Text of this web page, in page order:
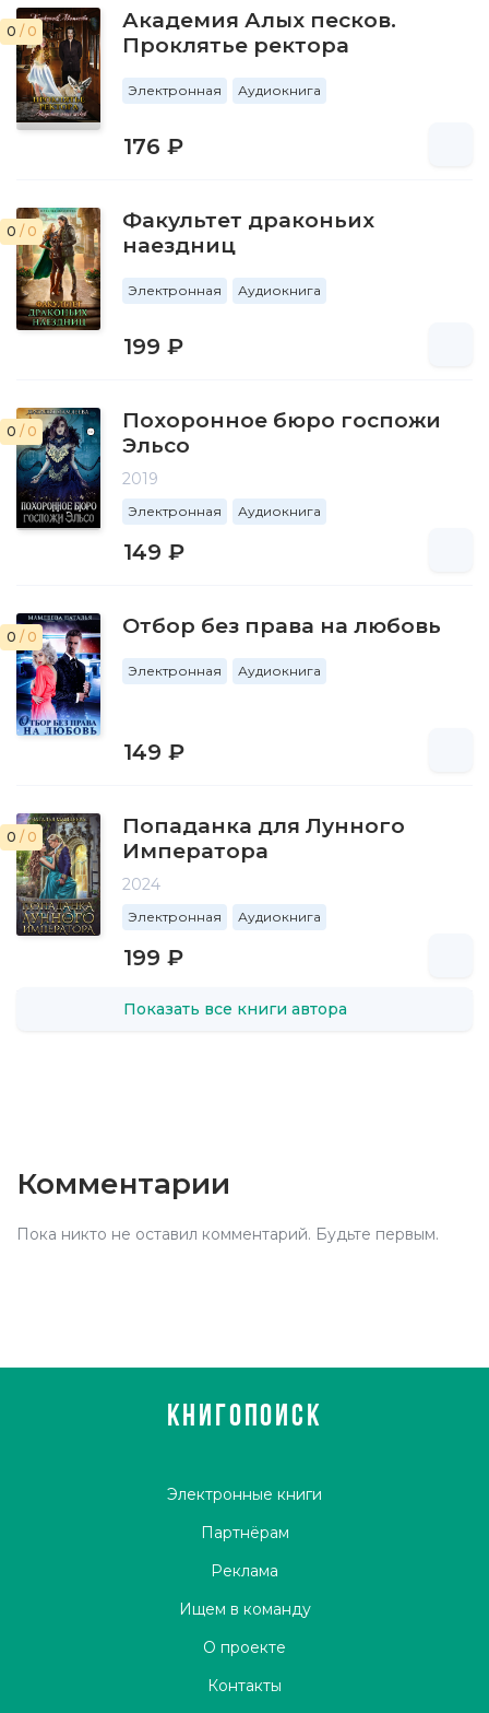
0 / 0
Академия Алых песков.
Проклятье ректора
Электронная Аудиокнига
176 ₽
0 / 0
Факультет драконьих
наездниц
Электронная Аудиокнига
199 ₽
0 / 0
Похоронное бюро госпожи
Эльсо
2019
Электронная Аудиокнига
149 ₽
0 / 0 Отбор без права на любовь
Электронная Аудиокнига
149 ₽
0 / 0
Попаданка для Лунного
Императора
2024
Электронная Аудиокнига
199 ₽
Показать все книги автора
Комментарии
Пока никто не оставил комментарий. Будьте первым.
КНИГОПОИСК
Электронные книги
Партнёрам
Реклама
Ищем в команду
О проекте
Контакты